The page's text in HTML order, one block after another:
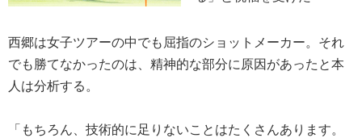
西郷は女子ツアーの中でも屈指のショットメーカー。それ
でも勝てなかったのは、精神的な部分に原因があったと本
人は分析する。
「もちろん、技術的に足りないことはたくさんあります。